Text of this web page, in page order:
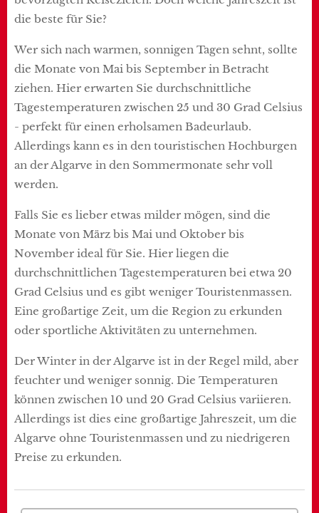
die beste für Sie?
Wer sich nach warmen, sonnigen Tagen sehnt, sollte
die Monate von Mai bis September in Betracht
ziehen. Hier erwarten Sie durchschnittliche
Tagestemperaturen zwischen 25 und 30 Grad Celsius
- perfekt für einen erholsamen Badeurlaub.
Allerdings kann es in den touristischen Hochburgen
an der Algarve in den Sommermonate sehr voll
werden.
Falls Sie es lieber etwas milder mögen, sind die
Monate von März bis Mai und Oktober bis
November ideal für Sie. Hier liegen die
durchschnittlichen Tagestemperaturen bei etwa 20
Grad Celsius und es gibt weniger Touristenmassen.
Eine großartige Zeit, um die Region zu erkunden
oder sportliche Aktivitäten zu unternehmen.
Der Winter in der Algarve ist in der Regel mild, aber
feuchter und weniger sonnig. Die Temperaturen
können zwischen 10 und 20 Grad Celsius variieren.
Allerdings ist dies eine großartige Jahreszeit, um die
Algarve ohne Touristenmassen und zu niedrigeren
Preise zu erkunden.